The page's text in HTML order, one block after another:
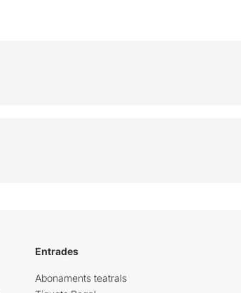
Entrades
Abonaments teatrals